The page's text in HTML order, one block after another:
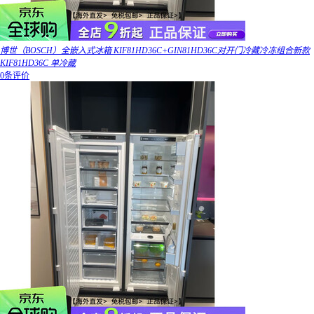
博世（BOSCH）全嵌入式冰箱 KIF81HD36C+GIN81HD36C对开门冷藏冷冻组合新款
KIF81HD36C 单冷藏
0条评价